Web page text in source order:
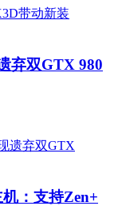
弃双GTX 980
：支持Zen+